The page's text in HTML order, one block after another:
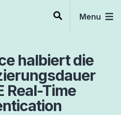
Menu
halbiert die
Real-Time